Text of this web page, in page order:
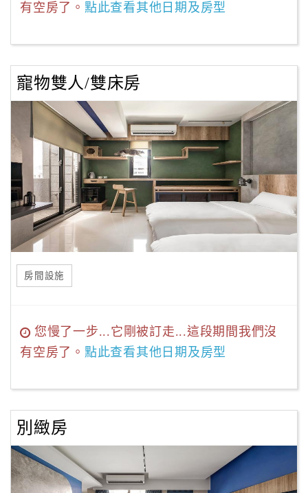
有空房了。 點此查看其他日期及房型
寵物雙人/雙床房
房間設施
您慢了一步...它剛被訂走...這段期間我們沒
有空房了。 點此查看其他日期及房型
別緻房